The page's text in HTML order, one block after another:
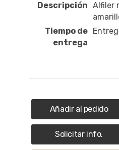
Descripción Alfiler
Tiempo de
entrega
Añadir al pedido
Solicitar info.